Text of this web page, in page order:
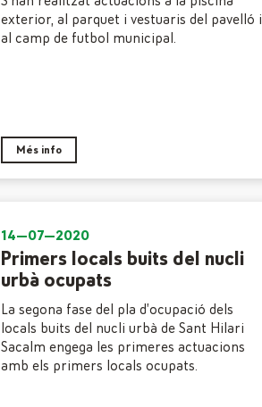
exterior, al parquet i vestuaris del pavelló i
al camp de futbol municipal.
Més info
14—07—2020
Primers locals buits del nucli
urbà ocupats
La segona fase del pla d’ocupació dels
locals buits del nucli urbà de Sant Hilari
Sacalm engega les primeres actuacions
amb els primers locals ocupats.